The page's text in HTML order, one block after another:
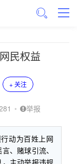
民权益
+ 关注
• 举报
动为百姓上网
、赌球引流、
主动举报违规